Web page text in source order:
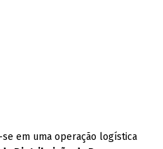
em uma operação logística